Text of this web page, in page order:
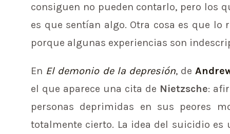
consiguen no pueden contarlo, pero los
es que sentían algo. Otra cosa es que lo
porque algunas experiencias son
En El demonio de la depresión, de
el que aparece una cita de Nietzsche:
personas deprimidas en sus peores
totalmente cierto. La idea del suicidio